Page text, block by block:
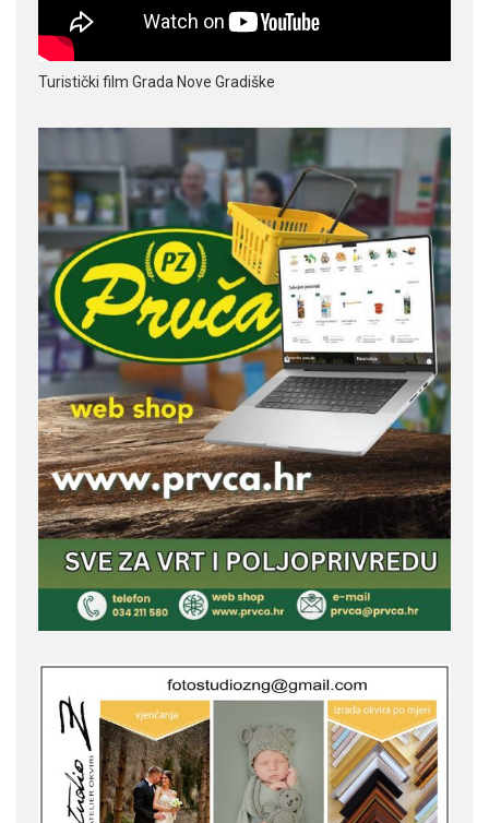
Turistički film Grada Nove Gradiške